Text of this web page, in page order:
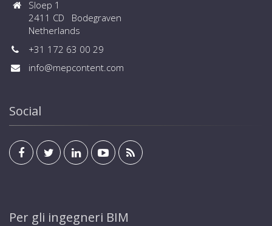
Sloep 1
2411 CD Bodegraven
Netherlands
+31 172 63 00 29
info@mepcontent.com
Social
Per gli ingegneri BIM